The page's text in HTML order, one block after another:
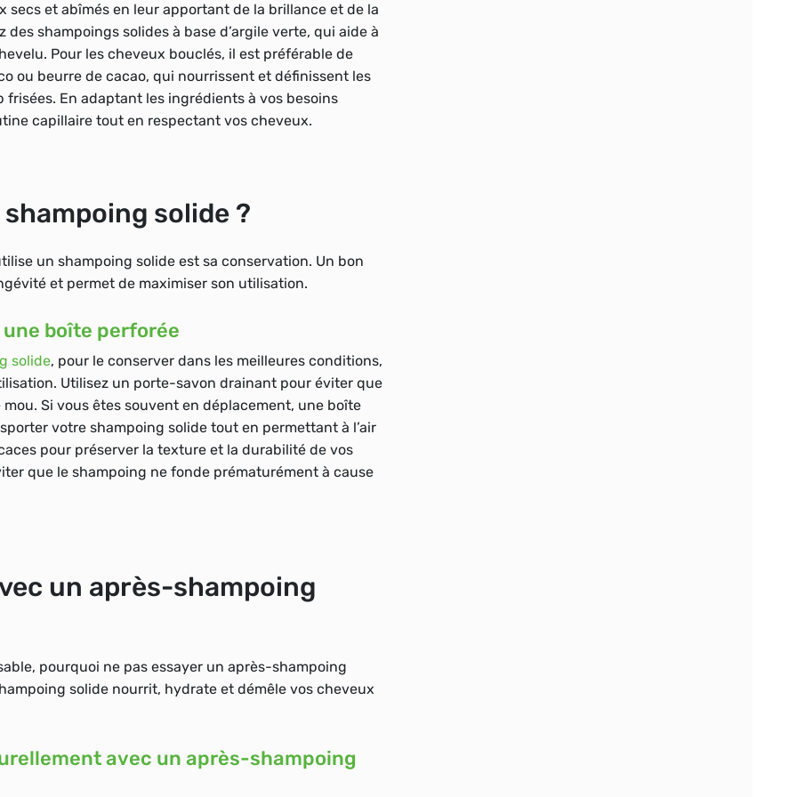
et abîmés en leur apportant de la brillance et de la
des shampoings solides à base d’argile verte, qui aide à
Pour les cheveux bouclés, il est préférable de
ou beurre de cacao, qui nourrissent et définissent les
En adaptant les ingrédients à vos besoins
capillaire tout en respectant vos cheveux.
solide ?
un shampoing solide est sa conservation. Un bon
et permet de maximiser son utilisation.
boîte perforée
solide, pour le conserver dans les meilleures conditions,
Utilisez un porte-savon drainant pour éviter que
Si vous êtes souvent en déplacement, une boîte
votre shampoing solide tout en permettant à l’air
pour préserver la texture et la durabilité de vos
que le shampoing ne fonde prématurément à cause
un après-shampoing
pourquoi ne pas essayer un après-shampoing
solide nourrit, hydrate et démêle vos cheveux
avec un après-shampoing